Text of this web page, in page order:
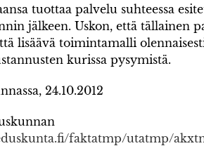
tuottaa palvelu suhteessa
jälkeen. Uskon, että tällainen
lisäävä toimintamalli
kurissa pysymistä.
24.10.2012
faktatmp/utatmp/